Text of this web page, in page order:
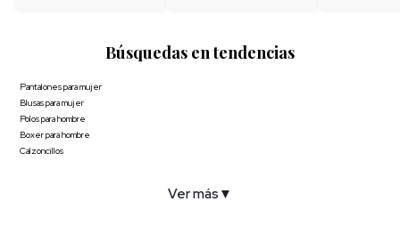
Búsquedas en tendencias
Pantalones para mujer
Blusas para mujer
Polos para hombre
Boxer para hombre
Calzoncillos
Ver más ▼